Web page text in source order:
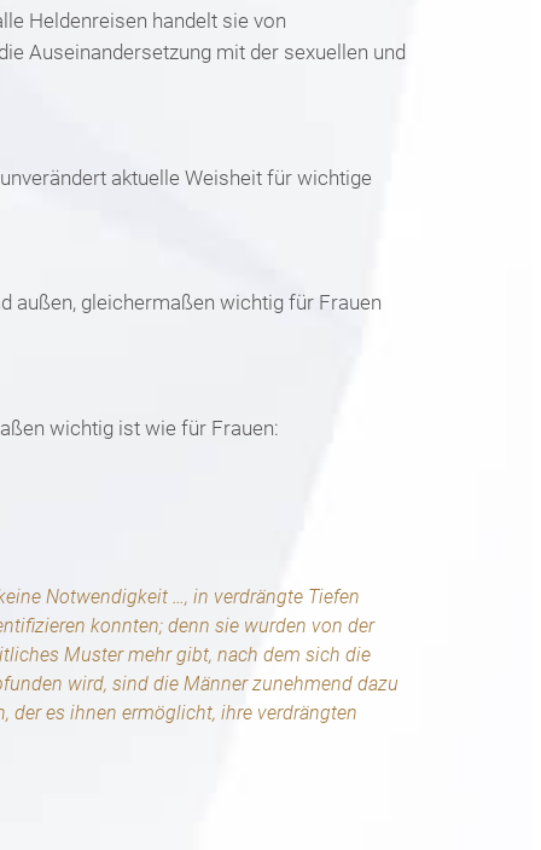
Heldenreisen handelt sie von
Auseinandersetzung mit der sexuellen und
aktuelle Weisheit für wichtige
außen, gleichermaßen wichtig für Frauen
wichtig ist wie für Frauen:
Notwendigkeit …, in verdrängte Tiefen
konnten; denn sie wurden von der
Muster mehr gibt, nach dem sich die
wird, sind die Männer zunehmend dazu
der es ihnen ermöglicht, ihre verdrängten